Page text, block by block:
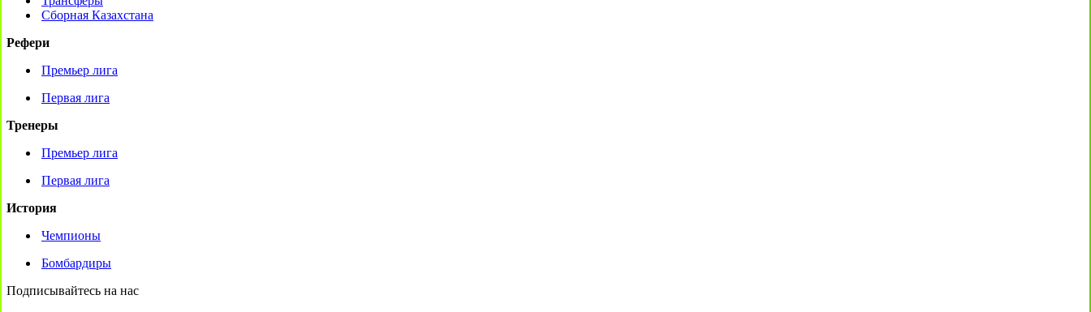
Сборная Казахстана
Рефери
Премьер лига
Первая лига
Тренеры
Премьер лига
Первая лига
История
Чемпионы
Бомбардиры
Подписывайтесь на нас